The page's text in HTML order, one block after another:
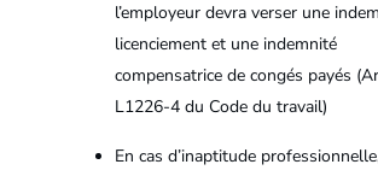
l’employeur devra verser une
licenciement et une indemnité
compensatrice de congés payés
L1226-4 du Code du travail)
En cas d’inaptitude